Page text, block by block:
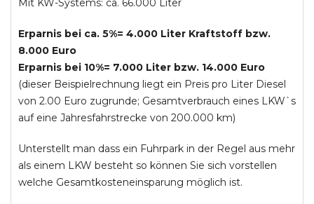
Mit KW-Systems: ca. 66.000 Liter
Erparnis bei ca. 5%= 4.000 Liter Kraftstoff bzw.
8.000 Euro
Erparnis bei 10%= 7.000 Liter bzw. 14.000 Euro
(dieser Beispielrechnung liegt ein Preis pro Liter Diesel
von 2.00 Euro zugrunde; Gesamtverbrauch eines LKW`s
auf eine Jahresfahrstrecke von 200.000 km)
Unterstellt man dass ein Fuhrpark in der Regel aus mehr
als einem LKW besteht so können Sie sich vorstellen
welche Gesamtkosteneinsparung möglich ist.